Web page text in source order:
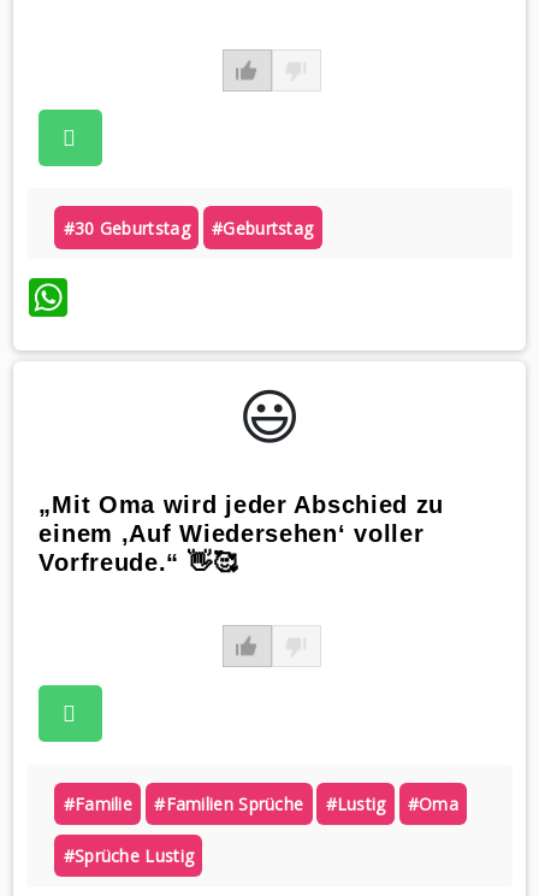
#30 Geburtstag #geburtstag
WhatsApp
😃️
„Mit Oma wird jeder Abschied zu
einem ‚Auf Wiedersehen‘ voller
Vorfreude.“ 👋🥰
#familie #familien Sprüche #lustig #oma
#sprüche Lustig